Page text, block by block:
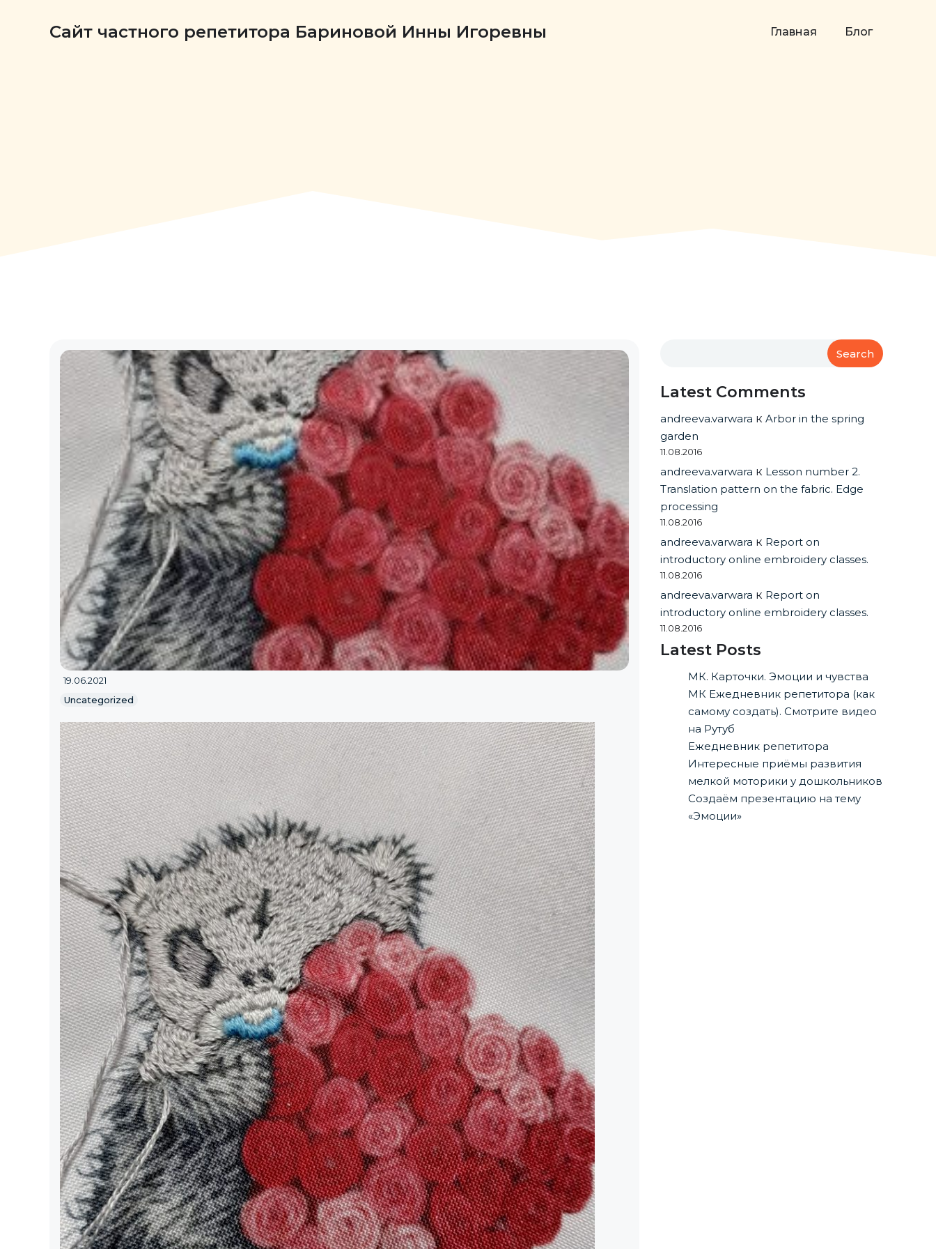
Сайт частного репетитора Бариновой Инны Игоревны Главная Блог
19.06.2021
Uncategorized
Search
Latest Comments
andreeva.varwara кArbor in the spring
garden
11.08.2016
andreeva.varwara к Lesson number 2.
Translation pattern on the fabric. Edge
processing
11.08.2016
andreeva.varwara к Report on
introductory online embroidery classes.
11.08.2016
andreeva.varwara к Report on
introductory online embroidery classes.
11.08.2016
Latest Posts
МК. Карточки. Эмоции и чувства
МК Ежедневник репетитора (как
самому создать). Смотрите видео
на Рутуб
Ежедневник репетитора
Интересные приёмы развития
мелкой моторики у дошкольников
Создаём презентацию на тему
«Эмоции»